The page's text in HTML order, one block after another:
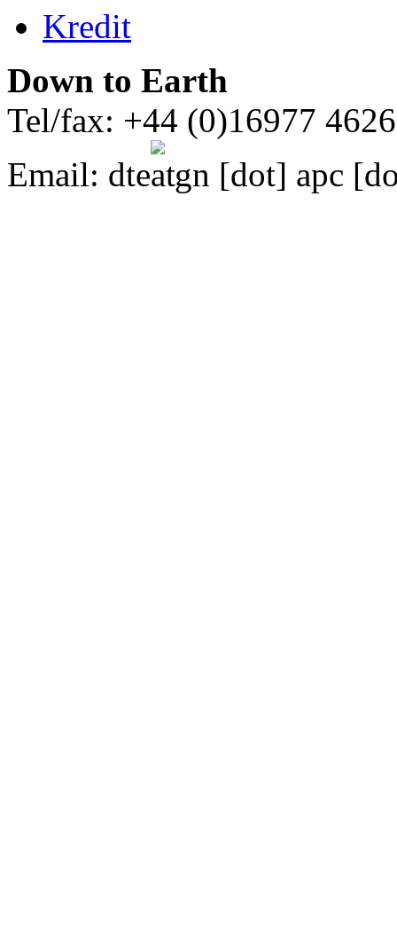
Kredit
Down to Earth
Tel/fax: +44 (0)16977
Email: dte gn [dot] apc